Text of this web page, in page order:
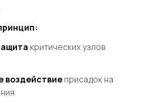
критических узлов
воздействиеприсадок на